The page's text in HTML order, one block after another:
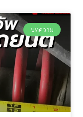
บทความ